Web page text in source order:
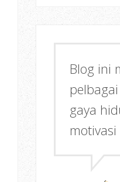
Blog ini
gaya
motivasi